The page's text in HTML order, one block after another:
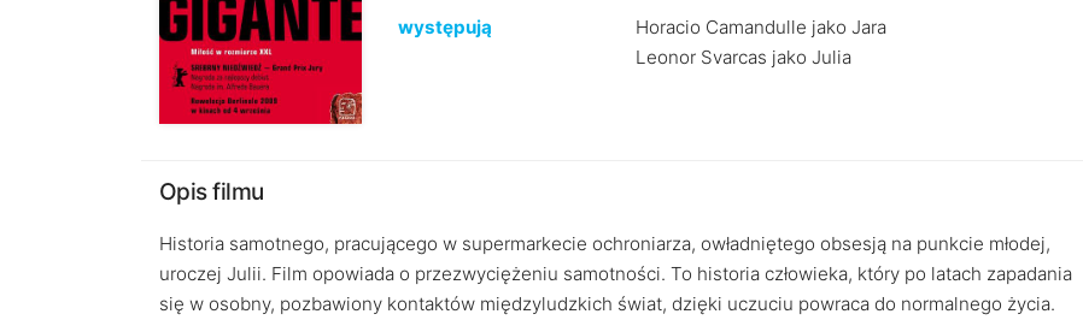
występują
Horacio Camandulle jako Jara
Leonor Svarcas jako Julia
Opis filmu
Historia samotnego, pracującego w supermarkecie ochroniarza, owładniętego obsesją na punkcie młodej,
uroczej Julii. Film opowiada o przezwyciężeniu samotności. To historia człowieka, który po latach zapadania
się w osobny, pozbawiony kontaktów międzyludzkich świat, dzięki uczuciu powraca do normalnego życia.